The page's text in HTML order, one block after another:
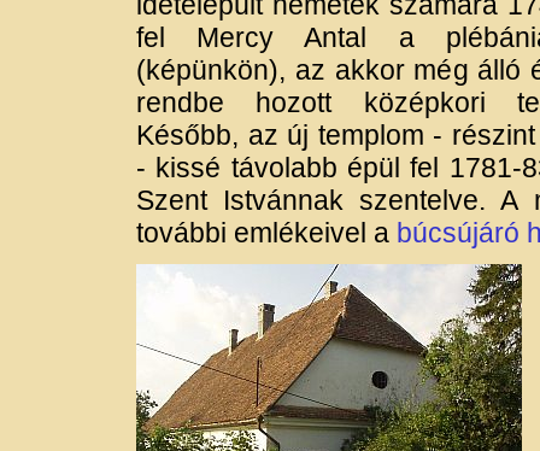
fel Mercy Antal a
(képünkön), az akkor még álló
rendbe hozott középkori
Később, az új templom -
- kissé távolabb épül fel 1781-
Szent Istvánnak szentelve. A
további emlékeivel a búcsújáró